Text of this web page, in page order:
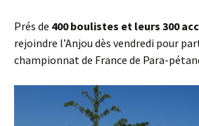
Prés de 400 boulistes et leurs 300
rejoindre l’Anjou dès vendredi pour
championnat de France de Para-